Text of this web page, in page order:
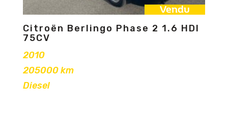
Vendu
Citroën Berlingo Phase 2 1.6 HDI
75CV
2010
205000 km
Diesel